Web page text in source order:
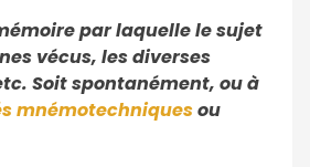
par laquelle le sujet
vécus, les diverses
Soit spontanément, ou à
mnémotechniquesou